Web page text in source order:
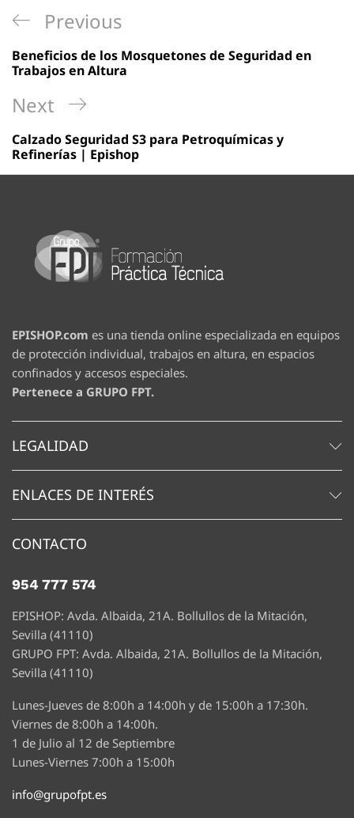
Navegación
de
entradas
Previous
Post
Previous
Beneficios de los Mosquetones de Seguridad en
Trabajos en Altura
Next
Post
Next
Calzado Seguridad S3 para Petroquímicas y
Refinerías | Epishop
EPISHOP.com es una tienda online especializada en equipos
de protección individual, trabajos en altura, en espacios
confinados y accesos especiales.
Pertenece a GRUPO FPT.
LEGALIDAD
ENLACES DE INTERÉS
CONTACTO
954 777 574
EPISHOP: Avda. Albaida, 21A. Bollullos de la Mitación,
Sevilla (41110)
GRUPO FPT: Avda. Albaida, 21A. Bollullos de la Mitación,
Sevilla (41110)
Lunes-Jueves de 8:00h a 14:00h y de 15:00h a 17:30h.
Viernes de 8:00h a 14:00h.
1 de Julio al 12 de Septiembre
Lunes-Viernes 7:00h a 15:00h
info@grupofpt.es